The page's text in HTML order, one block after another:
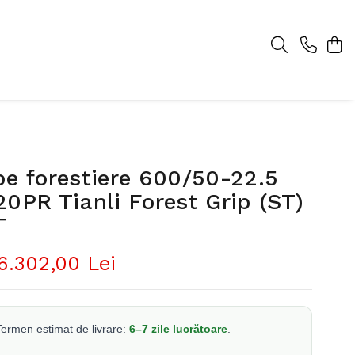
forestiere 600/50-22.5
Tianli Forest Grip (ST)
Lei
estimat de livrare: 6–7 zile lucrătoare.